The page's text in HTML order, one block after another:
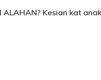
ALAHAN? Kesian kat